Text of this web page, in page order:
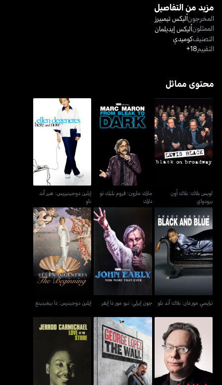
مزيد من التفاصيل
المخرجونأليكس تيمبيرز
الممثلونأليكس إيديلمان
التصنيفكوميدي
التقييم18+
محتوى مماثل
لويس بلاك: بلاك أون
برودواي
لويس بلاك: بلاك أون
برودواي
مارك مارون: فروم بليك تو
دارك
مارك مارون: فروم بليك تو
دارك
إيلين دوجينيريس: هير آند
ناو
إيلين دوجينيريس: هير آند
ناو
ترايسي مورغان: بلاك آند بلو
ترايسي مورغان: بلاك آند بلو
جون إيرلي: نيو مور ذا إيفر
جون إيرلي: نيو مور ذا إيفر
إيلين دوجينرس: ذا
بيغينينغ
إيلين دوجينرس: ذا بيغينينغ
لويس بلاك: ريد، وايت آند
سكرود
جورج لوبيز: ذا وول
جيرود كارمايكل: لوف أت ذا
ستور